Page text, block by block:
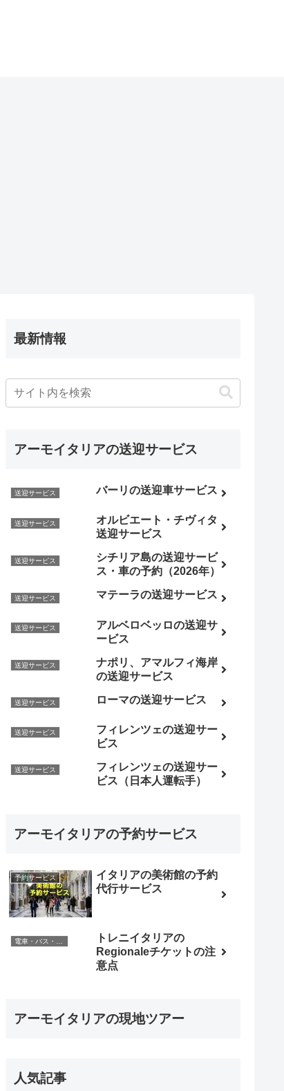
最新情報
アーモイタリアの送迎サービス
送迎サービス バーリの送迎車サービス
送迎サービス
オルビエート・チヴィタ
送迎サービス
送迎サービス
シチリア島の送迎サービ
ス・車の予約（2026年）
送迎サービス マテーラの送迎サービス
送迎サービス
アルベロベッロの送迎サ
ービス
送迎サービス
ナポリ、アマルフィ海岸
の送迎サービス
送迎サービス ローマの送迎サービス
送迎サービス
フィレンツェの送迎サー
ビス
送迎サービス
フィレンツェの送迎サー
ビス（日本人運転手）
アーモイタリアの予約サービス
予約サービス
イタリアの美術館の予約
代行サービス
トレニイタリアの
Regionaleチケットの注
意点
アーモイタリアの現地ツアー
人気記事